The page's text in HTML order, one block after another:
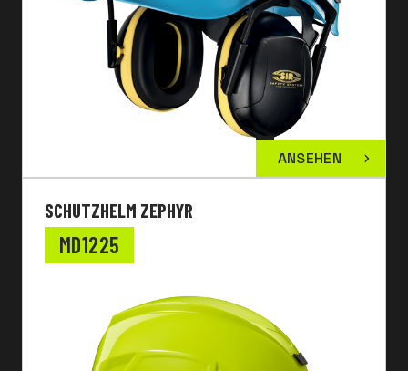
ANSEHEN
SCHUTZHELM ZEPHYR
MD1225